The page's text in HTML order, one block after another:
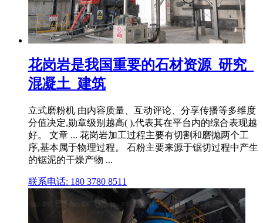
花岗岩是我国重要的石材资源_研究_
混凝土_建筑
立式磨粉机 由内容质量、互动评论、分享传播等多维度
分值决定,勋章级别越高( ),代表其在平台内的综合表现越
好。 文章 ... 花岗岩加工过程主要有切割和磨抛两个工
序,基本属于物理过程。 石粉主要来源于锯切过程中产生
的锯泥的干燥产物 ...
联系电话: 180 3780 8511